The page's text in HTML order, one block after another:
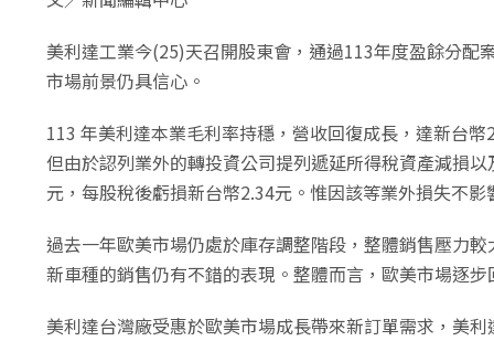
美利達工業今(25)天召開股東會，通過113年度盈餘分
市場前景仍具信心。
113 年美利達本業毛利率持穩，營收回復成長，達新台
但由於認列業外的轉投資公司提列遞延所得稅資產減損
元，每股稅後虧損新台幣2.34元。惟因該等業外損失不
過去一年歐美市場仍處於庫存調整階段，整體銷售壓力
新車種的銷售仍有不錯的表現。整體而言，歐美市場逐
美利達台灣廠受惠於歐美市場成長帶來新訂單需求，美